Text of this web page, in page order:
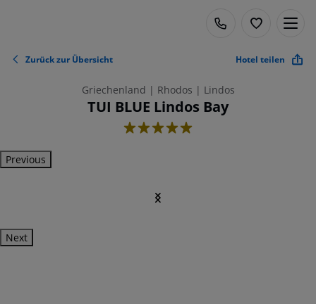
Zurück zur Übersicht Hotel teilen
Griechenland | Rhodos | Lindos
TUI BLUE Lindos Bay
5
Previous
Next